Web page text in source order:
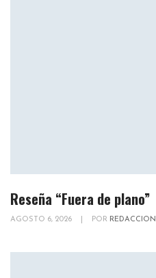
Reseña “Fuera de plano”
AGOSTO 6, 2026 POR REDACCION